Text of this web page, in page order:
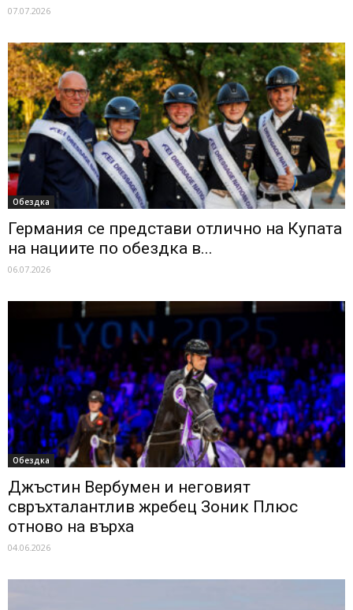
07.07.2026
Обездка
Германия се представи отлично на Купата
на нациите по обездка в...
06.07.2026
Обездка
Джъстин Вербумен и неговият
свръхталантлив жребец Зоник Плюс
отново на върха
04.06.2026